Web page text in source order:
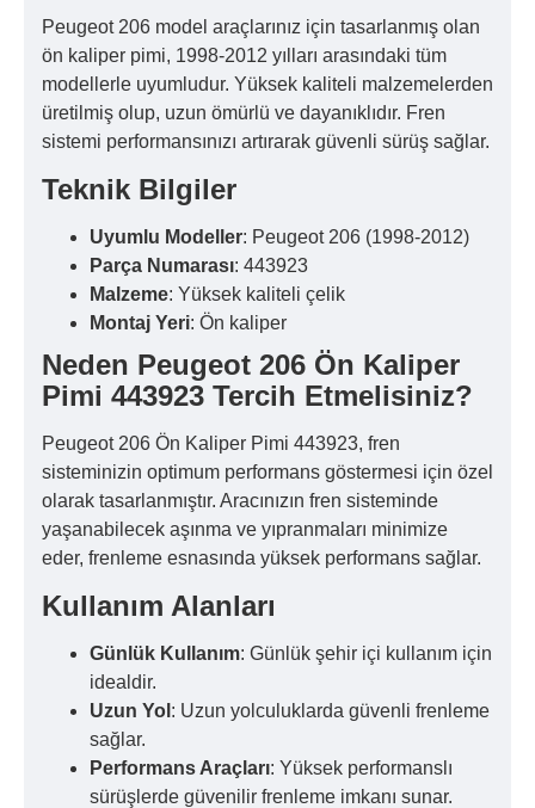
Peugeot 206 model araçlarınız için tasarlanmış olan
ön kaliper pimi, 1998-2012 yılları arasındaki tüm
modellerle uyumludur. Yüksek kaliteli malzemelerden
üretilmiş olup, uzun ömürlü ve dayanıklıdır. Fren
sistemi performansınızı artırarak güvenli sürüş sağlar.
Teknik Bilgiler
Uyumlu Modeller: Peugeot 206 (1998-2012)
Parça Numarası: 443923
Malzeme: Yüksek kaliteli çelik
Montaj Yeri: Ön kaliper
Neden Peugeot 206 Ön Kaliper
Pimi 443923 Tercih Etmelisiniz?
Peugeot 206 Ön Kaliper Pimi 443923, fren
sisteminizin optimum performans göstermesi için özel
olarak tasarlanmıştır. Aracınızın fren sisteminde
yaşanabilecek aşınma ve yıpranmaları minimize
eder, frenleme esnasında yüksek performans sağlar.
Kullanım Alanları
Günlük Kullanım: Günlük şehir içi kullanım için
idealdir.
Uzun Yol : Uzun yolculuklarda güvenli frenleme
sağlar.
Performans Araçları: Yüksek performanslı
sürüşlerde güvenilir frenleme imkanı sunar.